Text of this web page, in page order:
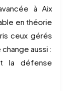
à Aix
en théorie
ceux gérés
aussi :
la défense